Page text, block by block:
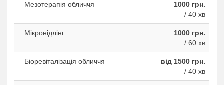
Мезотерапія обличчя
1000 грн.
/ 40 хв
Мікронідлінг
1000 грн.
/ 60 хв
Біоревіталізація обличчя
від 1500 грн.
/ 40 хв